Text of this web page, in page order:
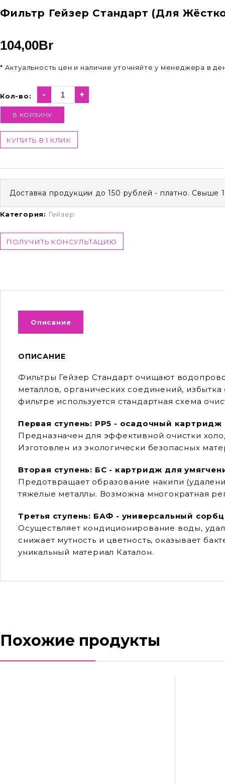
Фильтр Гейзер Стандарт (для
104,00Br
* Актуальность цен и наличие уточняйте у менеджера в
Кол-во: - +
В КОРЗИНУ
КУПИТЬ В 1 КЛИК
Доставка продукции до 150 рублей - платно. Свыше
Категория: Гейзер
ПОЛУЧИТЬ КОНСУЛЬТАЦИЮ
Описание
ОПИСАНИЕ
Фильтры Гейзер Стандарт очищают
металлов, органических соединений,
фильтре используется стандартная схема
Первая ступень: РР5 - осадочный картридж
Предназначен для эффективной очистки
Изготовлен из экологически безопасных
Вторая ступень: БC - картридж для
Предотвращает образование накипи
тяжелые металлы. Возможна многократная
Третья ступень: БАФ - универсальный
Осуществляет кондиционирование воды,
снижает мутность и цветность, оказывает
уникальный материал Каталон.
Похожие продукты